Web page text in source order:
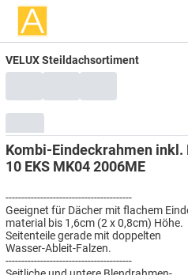
VELUX Steildachsortiment
Kombi-Eindeckrahmen inkl.
10 EKS MK04 2006ME
----------------------------------------
Geeignet für Dächer mit flachem
material bis 1,6cm (2 x 0,8cm) Höhe.
Seitenteile gerade mit doppelten
Wasser-Ableit-Falzen.
----------------------------------------